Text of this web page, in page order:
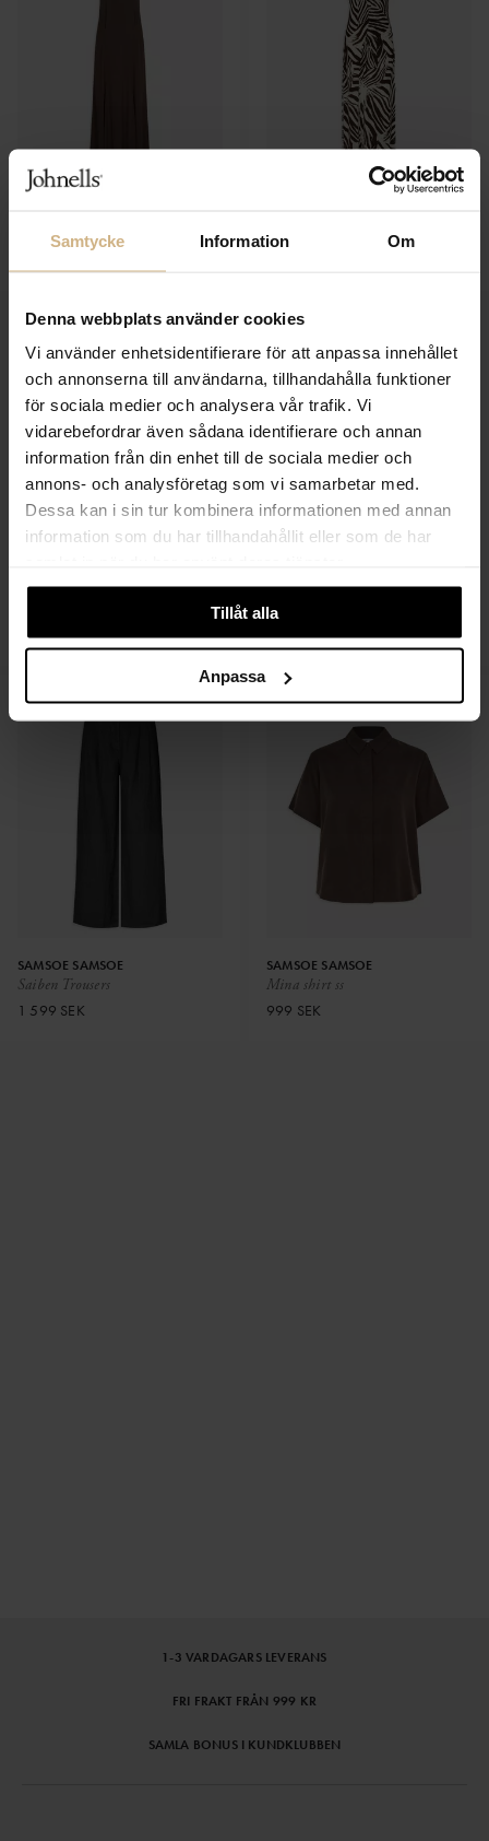
Samtycke Information Om
Denna webbplats använder cookies
Vi använder enhetsidentifierare för att anpassa innehållet
och annonserna till användarna, tillhandahålla funktioner
för sociala medier och analysera vår trafik. Vi
vidarebefordrar även sådana identifierare och annan
information från din enhet till de sociala medier och
annons- och analysföretag som vi samarbetar med.
Dessa kan i sin tur kombinera informationen med annan
information som du har tillhandahållit eller som de har
Tillåt alla
Anpassa
Saniva Dress Saandressa Dress
SAMSOE SAMSOE
1 019 SEK
Sasiza Dress
SAMSOE SAMSOE
1 999 SEK
Saiben Trousers
SAMSOE SAMSOE
1 599 SEK
Mina shirt ss
SAMSOE SAMSOE
999 SEK
1-3 VARDAGARS LEVERANS
FRI FRAKT FRÅN 999 KR
SAMLA BONUS I KUNDKLUBBEN